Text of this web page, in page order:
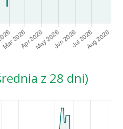
z 28 dni)